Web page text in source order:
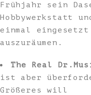
Frühjahr sein
Hobbywerkstatt
einmal
auszuräumen.
The Real
ist aber
Größeres will